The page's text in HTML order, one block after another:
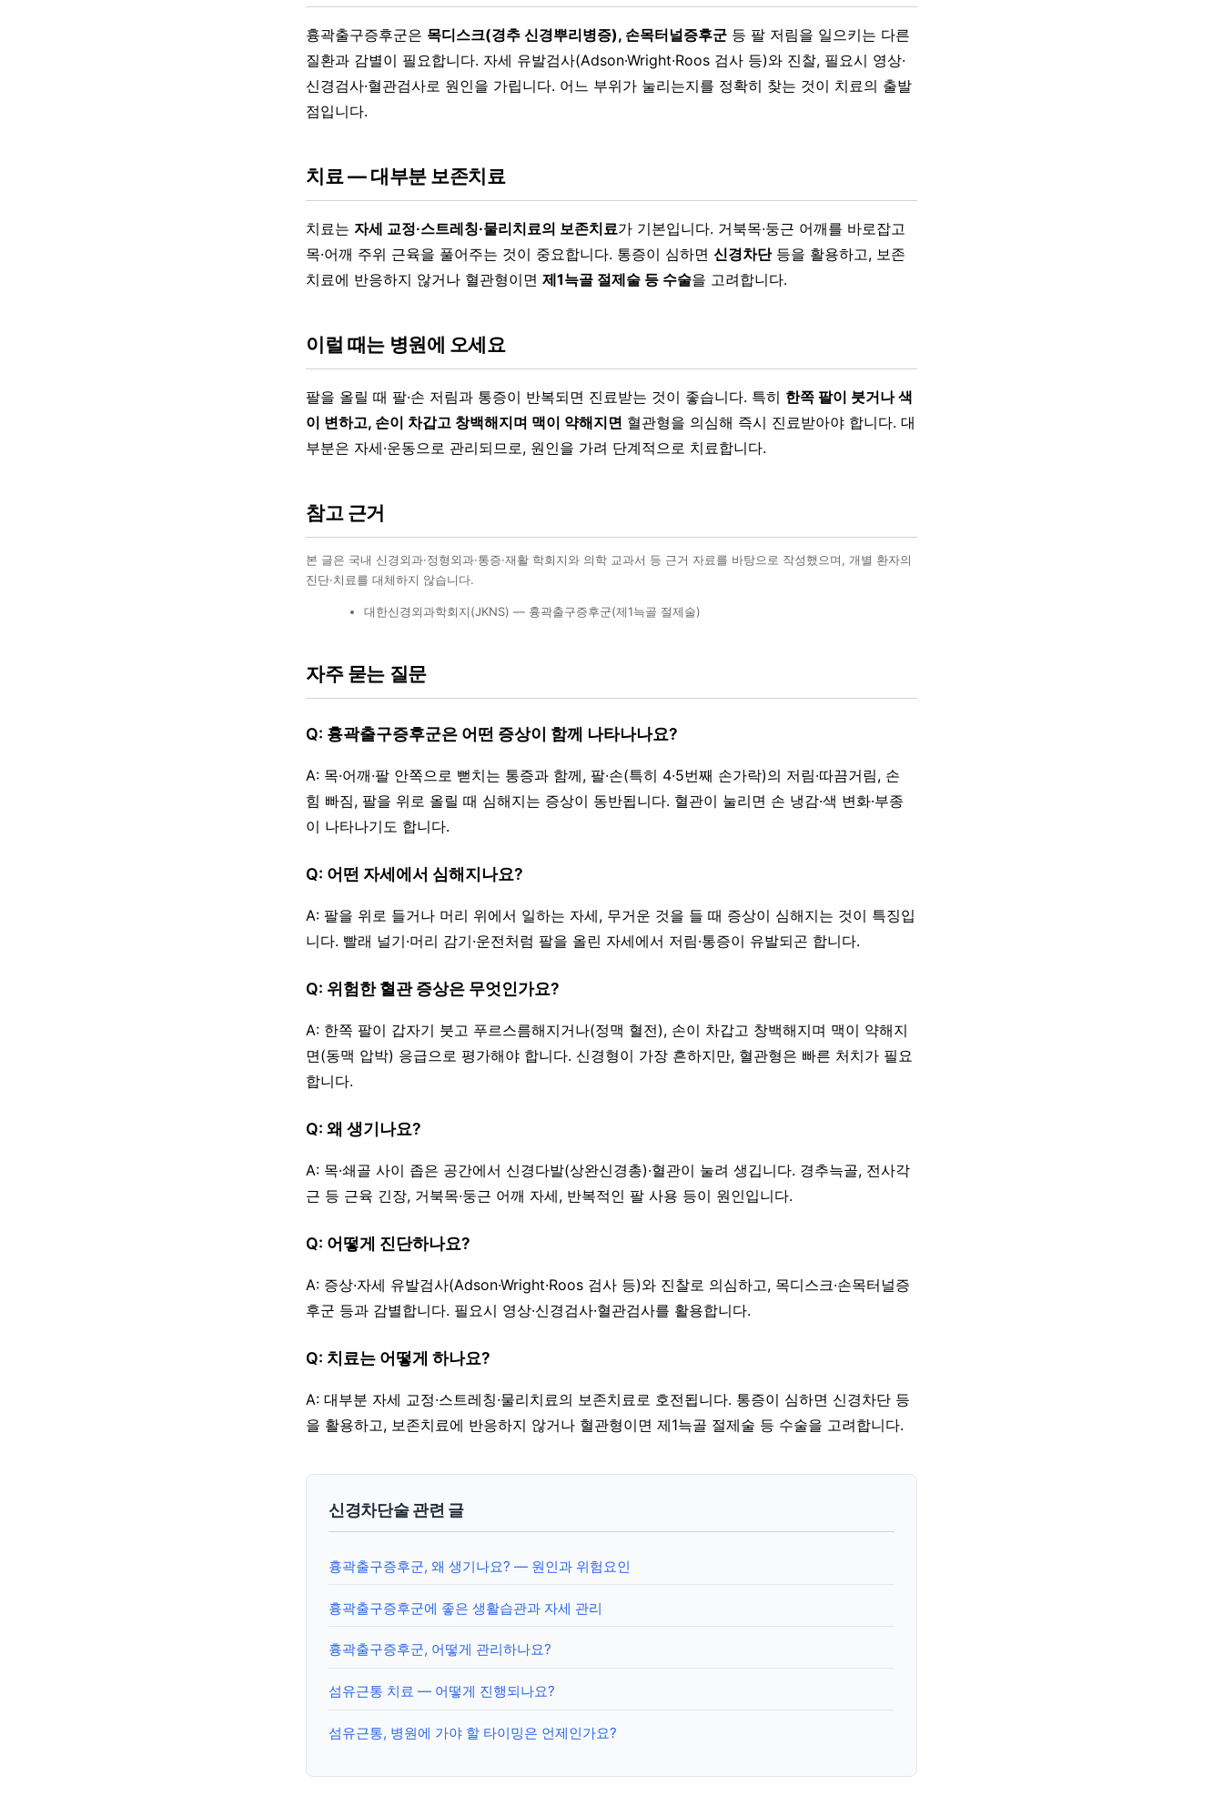
흉곽출구증후군은 목디스크(경추 신경뿌리병증), 손목터널증후군 등 팔 저림을 일으키는 다른
질환과 감별이 필요합니다. 자세 유발검사(Adson·Wright·Roos 검사 등)와 진찰, 필요시 영상·
신경검사·혈관검사로 원인을 가립니다. 어느 부위가 눌리는지를 정확히 찾는 것이 치료의 출발
점입니다.
치료 — 대부분 보존치료
치료는 자세 교정·스트레칭·물리치료의 보존치료가 기본입니다. 거북목·둥근 어깨를 바로잡고
목·어깨 주위 근육을 풀어주는 것이 중요합니다. 통증이 심하면 신경차단등을 활용하고, 보존
치료에 반응하지 않거나 혈관형이면 제1늑골 절제술 등 수술을 고려합니다.
이럴 때는 병원에 오세요
팔을 올릴 때 팔·손 저림과 통증이 반복되면 진료받는 것이 좋습니다. 특히 한쪽 팔이 붓거나 색
이 변하고, 손이 차갑고 창백해지며 맥이 약해지면 혈관형을 의심해 즉시 진료받아야 합니다. 대
부분은 자세·운동으로 관리되므로, 원인을 가려 단계적으로 치료합니다.
참고 근거
본 글은 국내 신경외과·정형외과·통증·재활 학회지와 의학 교과서 등 근거 자료를 바탕으로 작성했으며, 개별 환자의
진단·치료를 대체하지 않습니다.
대한신경외과학회지(JKNS) — 흉곽출구증후군(제1늑골 절제술)
자주 묻는 질문
Q: 흉곽출구증후군은 어떤 증상이 함께 나타나나요?
A: 목·어깨·팔 안쪽으로 뻗치는 통증과 함께, 팔·손(특히 4·5번째 손가락)의 저림·따끔거림, 손
힘 빠짐, 팔을 위로 올릴 때 심해지는 증상이 동반됩니다. 혈관이 눌리면 손 냉감·색 변화·부종
이 나타나기도 합니다.
Q: 어떤 자세에서 심해지나요?
A: 팔을 위로 들거나 머리 위에서 일하는 자세, 무거운 것을 들 때 증상이 심해지는 것이 특징입
니다. 빨래 널기·머리 감기·운전처럼 팔을 올린 자세에서 저림·통증이 유발되곤 합니다.
Q: 위험한 혈관 증상은 무엇인가요?
A: 한쪽 팔이 갑자기 붓고 푸르스름해지거나(정맥 혈전), 손이 차갑고 창백해지며 맥이 약해지
면(동맥 압박) 응급으로 평가해야 합니다. 신경형이 가장 흔하지만, 혈관형은 빠른 처치가 필요
합니다.
Q: 왜 생기나요?
A: 목·쇄골 사이 좁은 공간에서 신경다발(상완신경총)·혈관이 눌려 생깁니다. 경추늑골, 전사각
근 등 근육 긴장, 거북목·둥근 어깨 자세, 반복적인 팔 사용 등이 원인입니다.
Q: 어떻게 진단하나요?
A: 증상·자세 유발검사(Adson·Wright·Roos 검사 등)와 진찰로 의심하고, 목디스크·손목터널증
후군 등과 감별합니다. 필요시 영상·신경검사·혈관검사를 활용합니다.
Q: 치료는 어떻게 하나요?
A: 대부분 자세 교정·스트레칭·물리치료의 보존치료로 호전됩니다. 통증이 심하면 신경차단 등
을 활용하고, 보존치료에 반응하지 않거나 혈관형이면 제1늑골 절제술 등 수술을 고려합니다.
신경차단술 관련 글
흉곽출구증후군, 왜 생기나요? — 원인과 위험요인
흉곽출구증후군에 좋은 생활습관과 자세 관리
흉곽출구증후군, 어떻게 관리하나요?
섬유근통 치료 — 어떻게 진행되나요?
섬유근통, 병원에 가야 할 타이밍은 언제인가요?